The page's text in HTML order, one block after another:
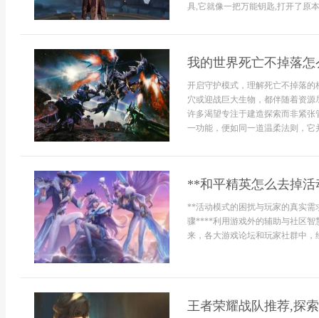
具,它就像一把万能钥匙,打开了原
我的世界死亡不掉落
开启守护模式，理解死亡不掉落
穴或迎战巨大生物，都伴随着资
许多渴望专注于建造探索而非紧
一功能，便如同一道温柔法则，它
**和平精英怎么去掉
**活动模式的困扰与玩家的真实
骤****利用游戏外的辅助与社区智
来，各大游戏论坛和玩家社群中
王者荣耀战队推荐,探